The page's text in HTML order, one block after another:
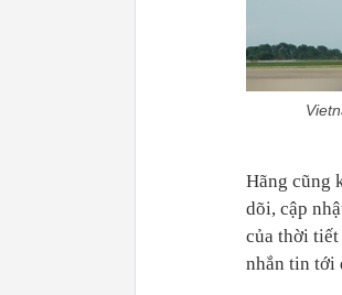
Hãng cũng
dõi, cập
của thời tiết
nhắn tin tới